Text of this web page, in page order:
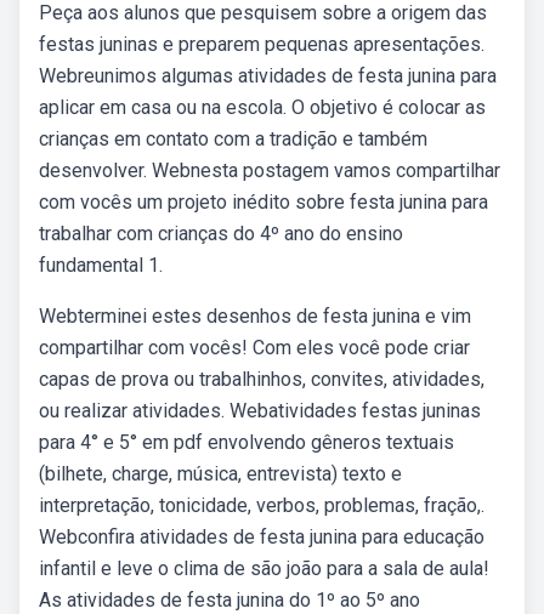
Peça aos alunos que pesquisem sobre a origem das
festas juninas e preparem pequenas apresentações.
Webreunimos algumas atividades de festa junina para
aplicar em casa ou na escola. O objetivo é colocar as
crianças em contato com a tradição e também
desenvolver. Webnesta postagem vamos compartilhar
com vocês um projeto inédito sobre festa junina para
trabalhar com crianças do 4º ano do ensino
fundamental 1.
Webterminei estes desenhos de festa junina e vim
compartilhar com vocês! Com eles você pode criar
capas de prova ou trabalhinhos, convites, atividades,
ou realizar atividades. Webatividades festas juninas
para 4° e 5° em pdf envolvendo gêneros textuais
(bilhete, charge, música, entrevista) texto e
interpretação, tonicidade, verbos, problemas, fração,.
Webconfira atividades de festa junina para educação
infantil e leve o clima de são joão para a sala de aula!
As atividades de festa junina do 1º ao 5º ano